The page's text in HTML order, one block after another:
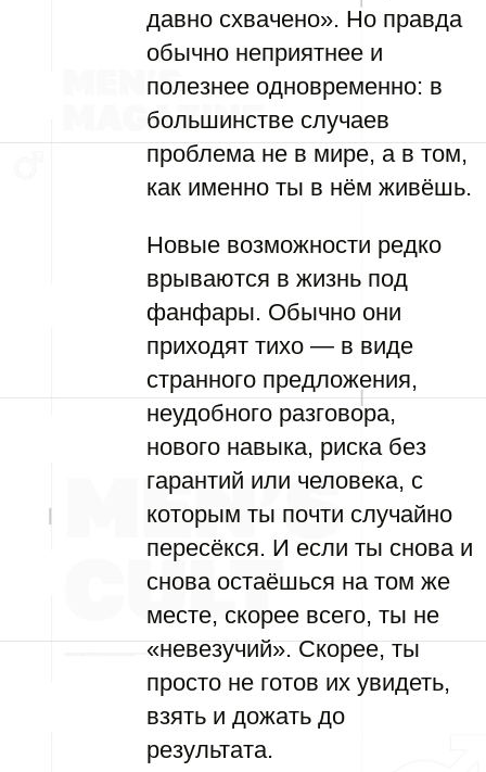
давно схвачено». Но правда
обычно неприятнее и
полезнее одновременно: в
большинстве случаев
проблема не в мире, а в том,
как именно ты в нём живёшь.
Новые возможности редко
врываются в жизнь под
фанфары. Обычно они
приходят тихо — в виде
странного предложения,
неудобного разговора,
нового навыка, риска без
гарантий или человека, с
которым ты почти случайно
пересёкся. И если ты снова и
снова остаёшься на том же
месте, скорее всего, ты не
«невезучий». Скорее, ты
просто не готов их увидеть,
взять и дожать до
результата.